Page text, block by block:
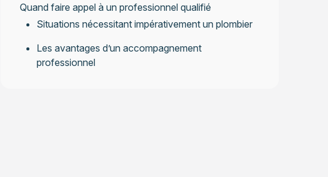
Quand faire appel à un professionnel qualifié
Situations nécessitant impérativement un plombier
Les avantages d’un accompagnement
professionnel